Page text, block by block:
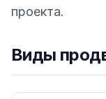
проекта.
Виды